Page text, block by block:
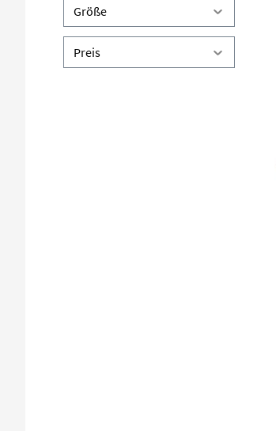
Größe
Preis